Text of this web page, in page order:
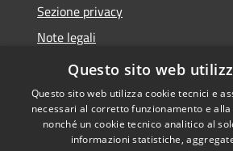
Sezione privacy
Note legali
Dichiarazione di accessibilità
Questo sito web
Questo sito web utilizza cookie tecnici e
necessari al corretto funzionamento e
nonché un cookie tecnico analitico al
informazioni statistiche,